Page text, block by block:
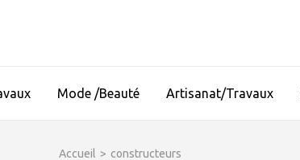
Mode /Beauté Artisanat/Travaux
Accueil > constructeurs